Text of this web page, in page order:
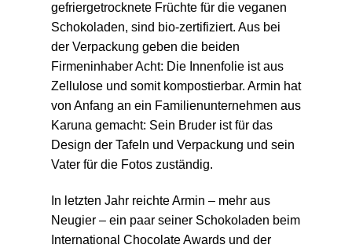
gefriergetrocknete Früchte für die veganen
Schokoladen, sind bio-zertifiziert. Aus bei
der Verpackung geben die beiden
Firmeninhaber Acht: Die Innenfolie ist aus
Zellulose und somit kompostierbar. Armin hat
von Anfang an ein Familienunternehmen aus
Karuna gemacht: Sein Bruder ist für das
Design der Tafeln und Verpackung und sein
Vater für die Fotos zuständig.
In letzten Jahr reichte Armin – mehr aus
Neugier – ein paar seiner Schokoladen beim
International Chocolate Awards und der